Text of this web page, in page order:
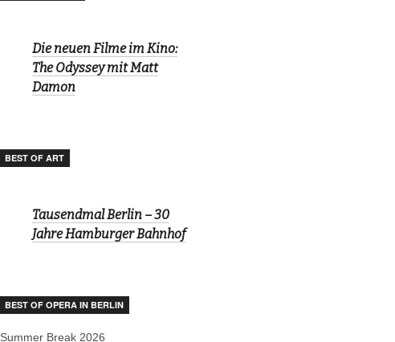
Die neuen Filme im Kino:
The Odyssey mit Matt
Damon
BEST OF ART
Tausendmal Berlin – 30
Jahre Hamburger Bahnhof
BEST OF OPERA IN BERLIN
Summer Break 2026